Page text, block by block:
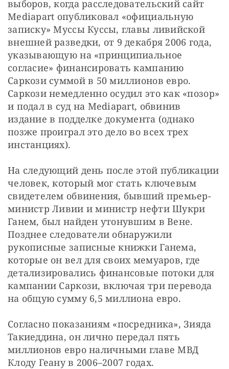
выборов, когда расследовательский сайт
Mediapart опубликовал «официальную
записку» Муссы Куссы, главы ливийской
внешней разведки, от 9 декабря 2006 года,
указывающую на «принципиальное
согласие» финансировать кампанию
Саркози суммой в 50 миллионов евро.
Саркози немедленно осудил это как «позор»
и подал в суд на Mediapart, обвинив
издание в подделке документа (однако
позже проиграл это дело во всех трех
инстанциях).
На следующий день после этой публикации
человек, который мог стать ключевым
свидетелем обвинения, бывший премьер-
министр Ливии и министр нефти Шукри
Ганем, был найден утонувшим в Вене.
Позднее следователи обнаружили
рукописные записные книжки Ганема,
которые он вел для своих мемуаров, где
детализировались финансовые потоки для
кампании Саркози, включая три перевода
на общую сумму 6,5 миллиона евро.
Согласно показаниям «посредника», Зияда
Такиеддина, он лично передал пять
миллионов евро наличными главе МВД
Клоду Геану в 2006–2007 годах.